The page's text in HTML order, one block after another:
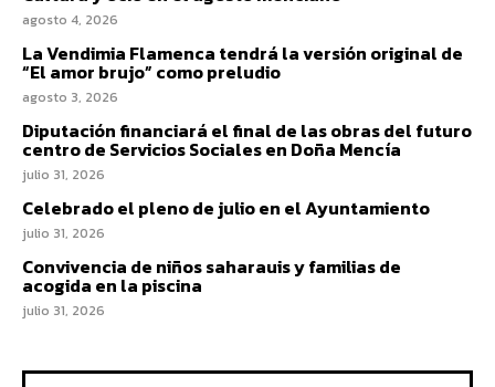
agosto 4, 2026
La Vendimia Flamenca tendrá la versión original de
“El amor brujo” como preludio
agosto 3, 2026
Diputación financiará el final de las obras del futuro
centro de Servicios Sociales en Doña Mencía
julio 31, 2026
Celebrado el pleno de julio en el Ayuntamiento
julio 31, 2026
Convivencia de niños saharauis y familias de
acogida en la piscina
julio 31, 2026